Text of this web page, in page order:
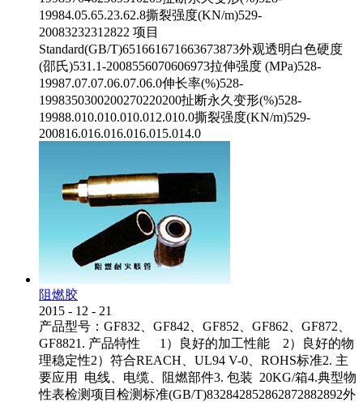
19984.05.65.23.62.8撕裂强度(KN/m)529-
20083232312822 项目
Standard(GB/T)651661671663673873外观透明白色硬度
(邵氏)531.1-2008556070606973拉伸强度 (MPa)528-
19987.07.07.06.07.06.0伸长率(%)528-
1998350300200270220200扯断永久变形(%)528-
19988.010.010.010.012.010.0撕裂强度(KN/m)529-
200816.016.016.016.015.014.0
阻燃胶
2015 - 12 - 21
产品型号：GF832、GF842、GF852、GF862、GF872、
GF8821. 产品特性 1）良好的加工性能 2）良好的物
理稳定性2）符合REACH、UL94 V-0、ROHS标准2. 主
要应用 电线、电缆、阻燃部件3. 包装 20KG/箱4.典型物
性表检测项目检测标准(GB/T)832842852862872882892外